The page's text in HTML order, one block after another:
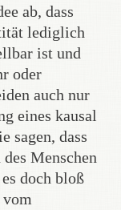
ab, dass
lediglich
ist und
oder
auch nur
eines kausal
sagen, dass
Menschen
doch bloß